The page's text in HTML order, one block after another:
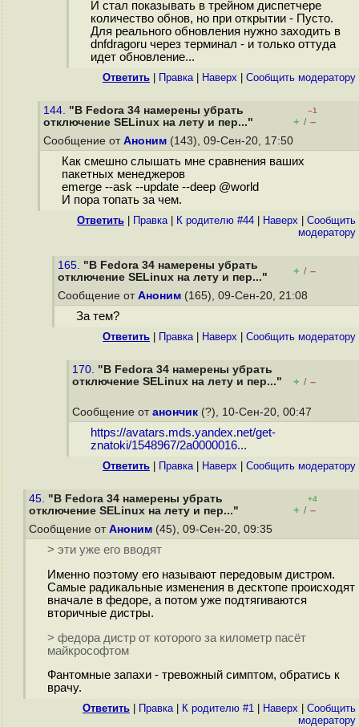
И стал показывать в трейном диспетчере
количество обнов, но при открытии - Пусто.
Для реального обновления нужно заходить в
dnfdragoru через терминал - и только оттуда
идет обновление...
Ответить Правка| Наверх Cообщить модератору
144. "В Fedora 34 намерены убрать
отключение SELinux на лету и пер..."
–1
+ / –
Сообщение от Аноним (143), 09-Сен-20, 17:50
Как смешно слышать мне сравнения ваших
пакетных менеджеров
emerge --ask --update --deep @world
И пора топать за чем.
Ответить Правка| К родителю #44 Наверх
Cообщить
модератору
165. "В Fedora 34 намерены убрать
отключение SELinux на лету и пер..."
+ / –
Сообщение от Аноним (165), 09-Сен-20, 21:08
За тем?
Ответить Правка| Наверх Cообщить модератору
170. "В Fedora 34 намерены убрать
отключение SELinux на лету и пер..."
+ / –
Сообщение от анончик (?), 10-Сен-20, 00:47
https://avatars.mds.yandex.net/get-
znatoki/1548967/2a0000016...
Ответить Правка| Наверх Cообщить модератору
45. "В Fedora 34 намерены убрать
отключение SELinux на лету и пер..."
+4
+ / –
Сообщение от Аноним (45), 09-Сен-20, 09:35
> эти уже его вводят
Именно поэтому его называют передовым дистром.
Самые радикальные изменения в десктопе происходят
вначале в федоре, а потом уже подтягиваются
вторичные дистры.
> федора дистр от которого за километр пасёт
майкрософтом
Фантомные запахи - тревожный симптом, обратись к
врачу.
Ответить Правка| К родителю #1 Наверх
Cообщить
модератору